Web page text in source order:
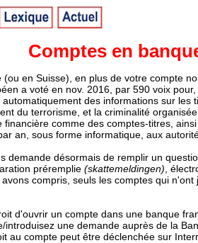
Comptes en
en Suisse), en plus de votre compte
a voté en nov. 2016, par 590 voix
des informations sur
du terrorisme, et la criminalité
comme des comptes-titres,
an, sous forme informatique, aux
désormais de remplir un
préremplie (skattemeldingen) ,
compris, seuls les comptes qui
un compte dans une banque
une demande auprès de la
au compte peut être déclenchée sur